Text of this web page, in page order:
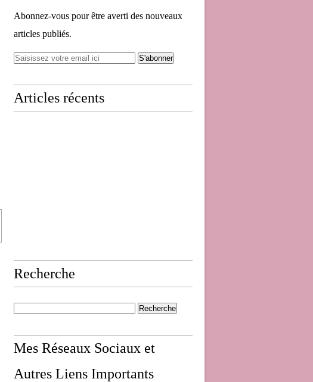
Abonnez-vous pour être averti des nouveaux
articles publiés.
Articles récents
Recherche
Mes Réseaux Sociaux et
Autres Liens Importants